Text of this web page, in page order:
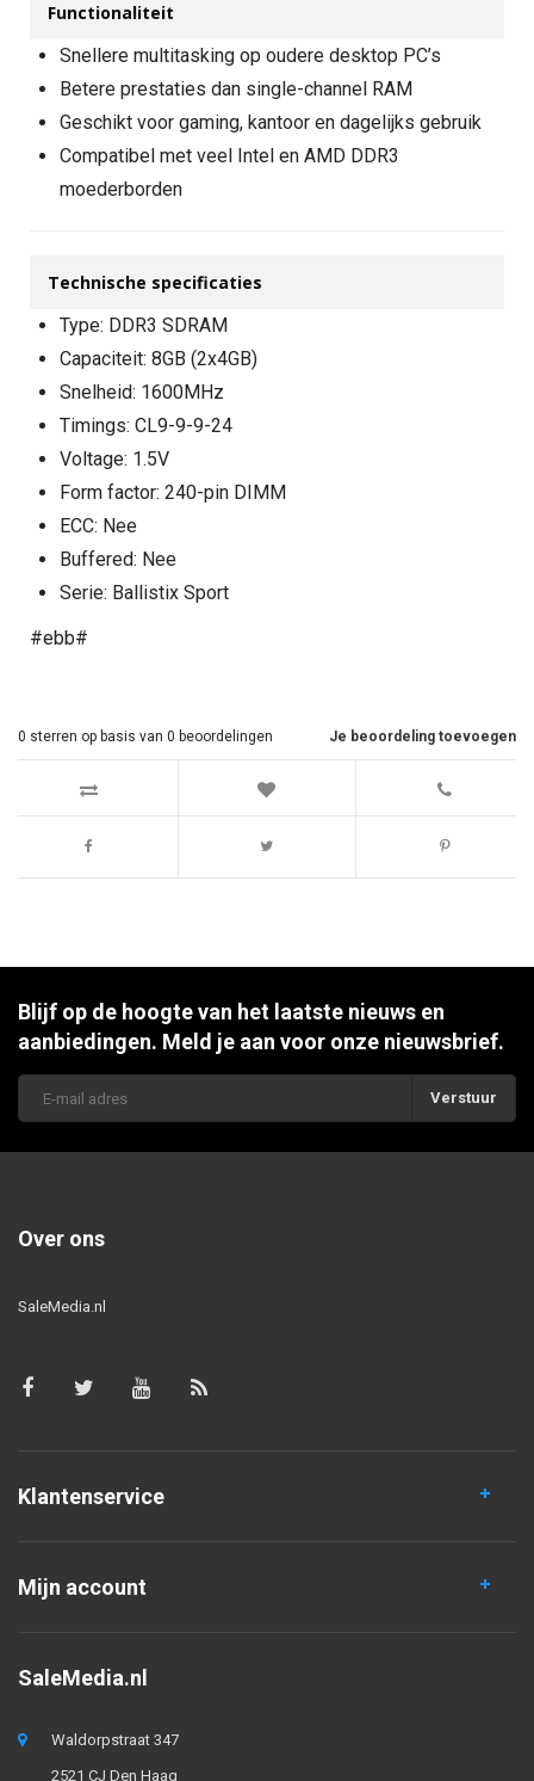
Functionaliteit
Snellere multitasking op oudere desktop PC’s
Betere prestaties dan single-channel RAM
Geschikt voor gaming, kantoor en dagelijks gebruik
Compatibel met veel Intel en AMD DDR3
moederborden
Technische specificaties
Type: DDR3 SDRAM
Capaciteit: 8GB (2x4GB)
Snelheid: 1600MHz
Timings: CL9-9-9-24
Voltage: 1.5V
Form factor: 240-pin DIMM
ECC: Nee
Buffered: Nee
Serie: Ballistix Sport
#ebb#
Je beoordeling toevoegen
0 sterren op basis van 0 beoordelingen
Blijf op de hoogte van het laatste nieuws en
aanbiedingen. Meld je aan voor onze nieuwsbrief.
Verstuur
Over ons
SaleMedia.nl
Klantenservice
Mijn account
SaleMedia.nl
Waldorpstraat 347
2521 CJ Den Haag